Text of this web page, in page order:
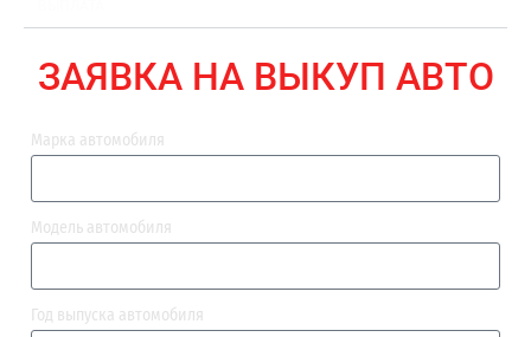
ЗАЯВКА НА ВЫКУП АВТО
Марка автомобиля
Модель автомобиля
Год выпуска автомобиля